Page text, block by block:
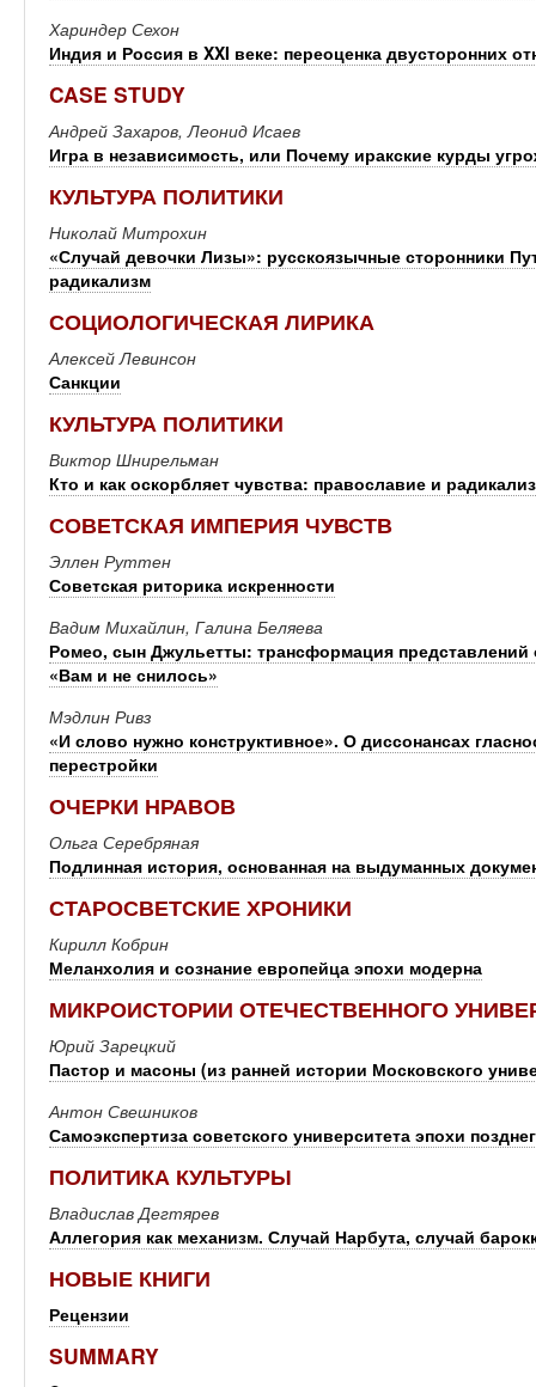
Хариндер Сехон
Индия и Россия в XXI веке: переоценка двусторонних
CASE STUDY
Андрей Захаров, Леонид Исаев
Игра в независимость, или Почему иракские курды
КУЛЬТУРА ПОЛИТИКИ
Николай Митрохин
«Случай девочки Лизы»: русскоязычные сторонники
радикализм
СОЦИОЛОГИЧЕСКАЯ ЛИРИКА
Алексей Левинсон
Санкции
КУЛЬТУРА ПОЛИТИКИ
Виктор Шнирельман
Кто и как оскорбляет чувства: православие и
СОВЕТСКАЯ ИМПЕРИЯ ЧУВСТВ
Эллен Руттен
Советская риторика искренности
Вадим Михайлин, Галина Беляева
Ромео, сын Джульетты: трансформация
«Вам и не снилось»
Мэдлин Ривз
«И слово нужно конструктивное». О диссонансах
перестройки
ОЧЕРКИ НРАВОВ
Ольга Серебряная
Подлинная история, основанная на выдуманных
СТАРОСВЕТСКИЕ ХРОНИКИ
Кирилл Кобрин
Меланхолия и сознание европейца эпохи модерна
МИКРОИСТОРИИ ОТЕЧЕСТВЕННОГО
Юрий Зарецкий
Пастор и масоны (из ранней истории Московского
Антон Свешников
Самоэкспертиза советского университета эпохи
ПОЛИТИКА КУЛЬТУРЫ
Владислав Дегтярев
Аллегория как механизм. Случай Нарбута, случай
НОВЫЕ КНИГИ
Рецензии
SUMMARY